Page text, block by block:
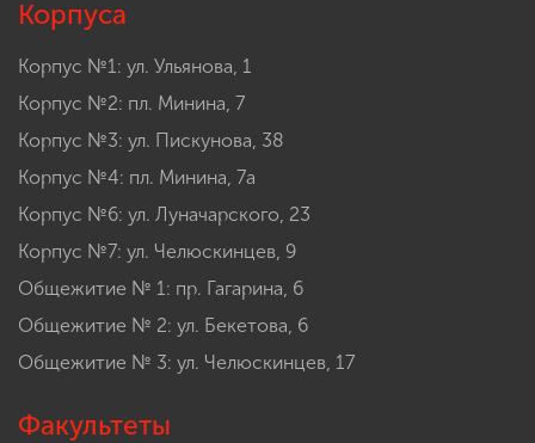
Корпуса
Корпус №1: ул. Ульянова, 1
Корпус №2: пл. Минина, 7
Корпус №3: ул. Пискунова, 38
Корпус №4: пл. Минина, 7а
Корпус №6: ул. Луначарского, 23
Корпус №7: ул. Челюскинцев, 9
Общежитие № 1: пр. Гагарина, 6
Общежитие № 2: ул. Бекетова, 6
Общежитие № 3: ул. Челюскинцев, 17
Факультеты